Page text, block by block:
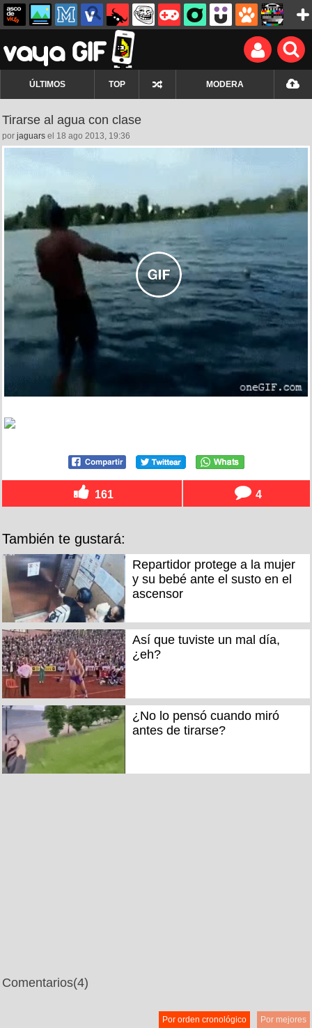
ÚLTIMOS TOP MODERA
Tirarse al agua con clase
por jaguars el 18 ago 2013, 19:36
161 4
También te gustará:
Repartidor protege a la mujer
y su bebé ante el susto en el
ascensor
Así que tuviste un mal día,
¿eh?
¿No lo pensó cuando miró
antes de tirarse?
Comentarios(4)
Por mejores
Por orden cronológico